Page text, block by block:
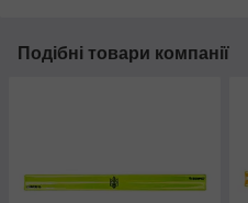
Подібні товари компанії